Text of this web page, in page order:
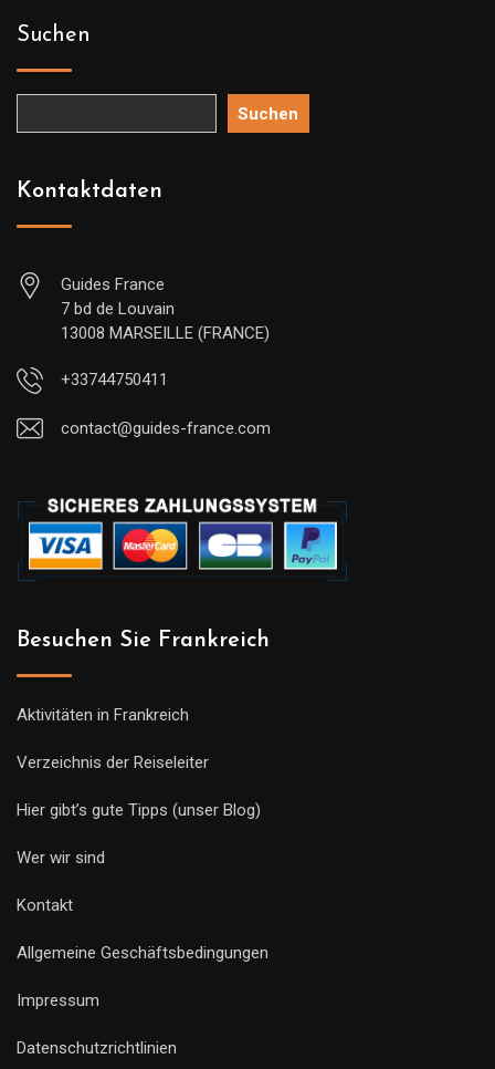
Suchen
Suchen
Kontaktdaten
Guides France
7 bd de Louvain
13008 MARSEILLE (FRANCE)
+33744750411
contact@guides-france.com
Besuchen Sie Frankreich
Aktivitäten in Frankreich
Verzeichnis der Reiseleiter
Hier gibt’s gute Tipps (unser Blog)
Wer wir sind
Kontakt
Allgemeine Geschäftsbedingungen
Impressum
Datenschutzrichtlinien